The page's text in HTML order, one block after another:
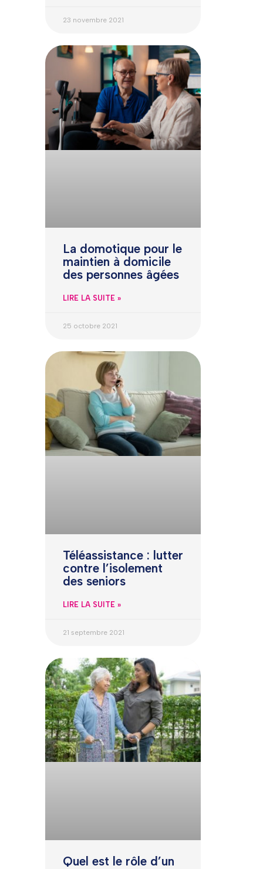
23 novembre 2021
La domotique pour le
maintien à domicile
des personnes âgées
LIRE LA SUITE »
25 octobre 2021
Téléassistance : lutter
contre l’isolement
des seniors
LIRE LA SUITE »
21 septembre 2021
Quel est le rôle d’un